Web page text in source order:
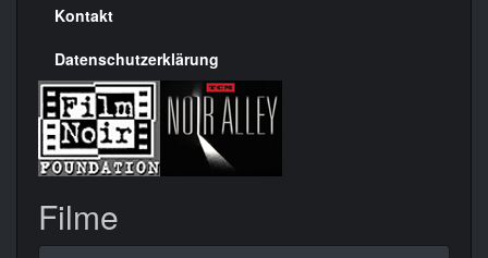
Kontakt
Datenschutzerklärung
Filme